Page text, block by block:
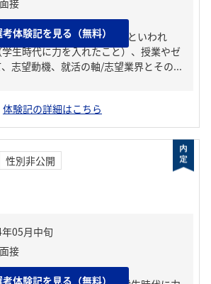
み/弱み、周りからどんな人といわれ
生時代に力を入れたこと）、授業やゼ
志望動機、就活の軸/志望業界とその...
体験記を見る（無料）
体験記の詳細はこちら
性別非公開
体験記を見る（無料）